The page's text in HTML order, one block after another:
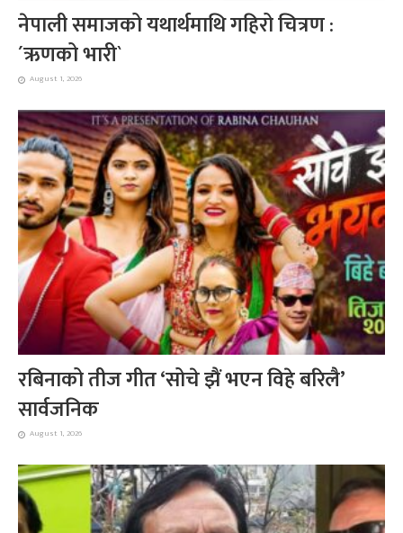
नेपाली समाजको यथार्थमाथि गहिरो चित्रण :
´ऋणको भारी`
August 1, 2026
रबिनाको तीज गीत ‘सोचे झैं भएन विहे बरिलै’
सार्वजनिक
August 1, 2026